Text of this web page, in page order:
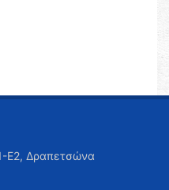
Ε2, Δραπετσώνα